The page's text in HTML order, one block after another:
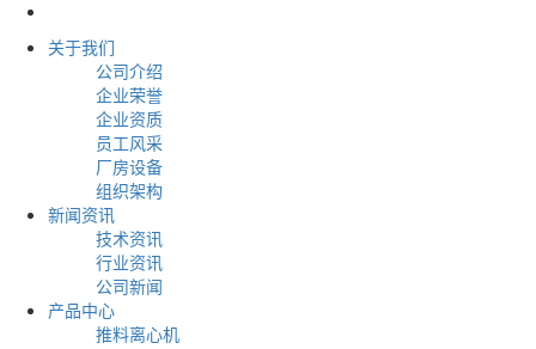
关于我们
公司介绍
企业荣誉
企业资质
员工风采
厂房设备
组织架构
新闻资讯
技术资讯
行业资讯
公司新闻
产品中心
推料离心机